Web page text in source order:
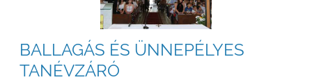
BALLAGÁS ÉS ÜNNEPÉLYES
TANÉVZÁRÓ